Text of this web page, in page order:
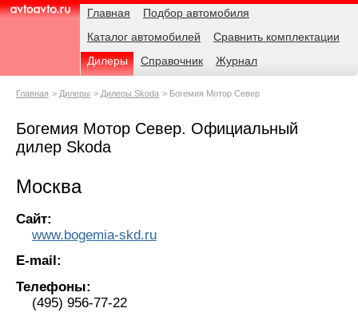
AvtoAvto.ru
Навигация Главная
Подбор автомобиля
Каталог автомобилей
Сравнить комплектации
Дилеры
Справочник Журнал
Родительские
Главная Дилеры Дилеры Skoda Богемия Мотор Север
Богемия Мотор Север. Официальный
дилер Skoda
Москва
Сайт:
www.bogemia-skd.ru
E-mail:
Телефоны:
(495) 956-77-22